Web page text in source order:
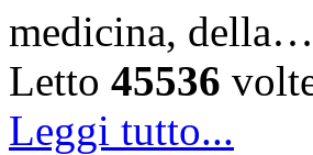
medicina, della…
Letto 45536
Leggi tutto...